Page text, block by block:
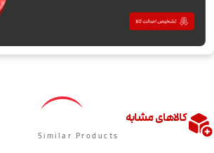
کالاهای مشابه
Similar Products